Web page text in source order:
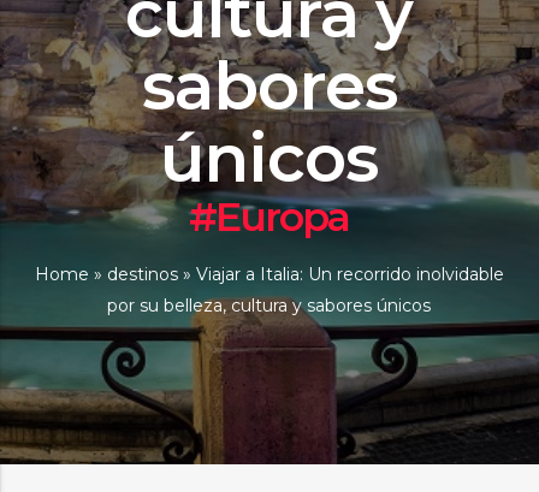
sabores
únicos
#Europa
Home » destinos» Viajar a Italia: Un recorrido inolvidable
por su belleza, cultura y sabores únicos